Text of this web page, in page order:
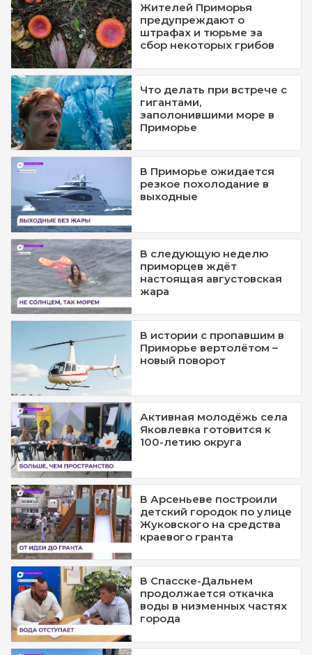
Жителей Приморья
предупреждают о
штрафах и тюрьме за
сбор некоторых грибов
Что делать при встрече с
гигантами,
заполонившими море в
Приморье
В Приморье ожидается
резкое похолодание в
выходные
В следующую неделю
приморцев ждёт
настоящая августовская
жара
В истории с пропавшим в
Приморье вертолётом –
новый поворот
Активная молодёжь села
Яковлевка готовится к
100-летию округа
В Арсеньеве построили
детский городок по улице
Жуковского на средства
краевого гранта
В Спасске-Дальнем
продолжается откачка
воды в низменных частях
города